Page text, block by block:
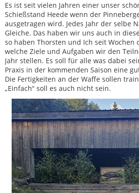
Es ist seit vielen Jahren einer unser
Schießstand Heede wenn der
ausgetragen wird. Jedes Jahr der selbe
Gleiche. Das haben wir uns auch in
so haben Thorsten und Ich seit Wochen
welche Ziele und Aufgaben wir den
Jahr stellen. Es soll für alle was dabei
Praxis in der kommenden Saison eine
Die Fertigkeiten an der Waffe sollen
„Einfach“ soll es auch nicht sein.